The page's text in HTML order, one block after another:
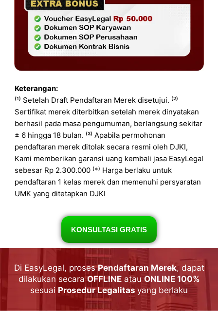
Keterangan:
⁽¹⁾ Setelah Draft Pendaftaran Merek disetujui. ⁽²⁾
Sertifikat merek diterbitkan setelah merek dinyatakan
berhasil pada masa pengumuman, berlangsung sekitar
± 6 hingga 18 bulan. ⁽³⁾ Apabila permohonan
pendaftaran merek ditolak secara resmi oleh DJKI,
Kami memberikan garansi uang kembali jasa EasyLegal
sebesar Rp 2.300.000 ⁽*⁾ Harga berlaku untuk
pendaftaran 1 kelas merek dan memenuhi persyaratan
UMK yang ditetapkan DJKI
KONSULTASI GRATIS
Di EasyLegal, prosesPendaftaran Merek, dapat
dilakukan secaraOFFLINEatau ONLINE 100%
sesuai Prosedur Legalitas yang berlaku